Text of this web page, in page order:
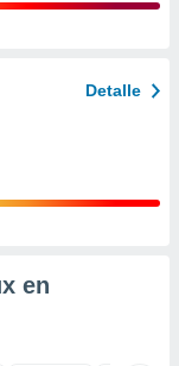
Detalle
en